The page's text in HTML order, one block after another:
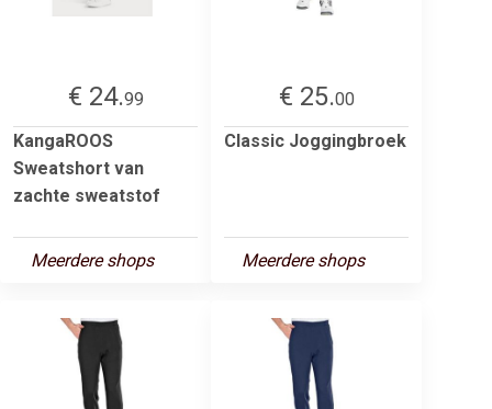
€ 24.99
KangaROOS
Sweatshort van
zachte sweatstof
Meerdere shops
€ 25.00
Classic Joggingbroek
Meerdere shops